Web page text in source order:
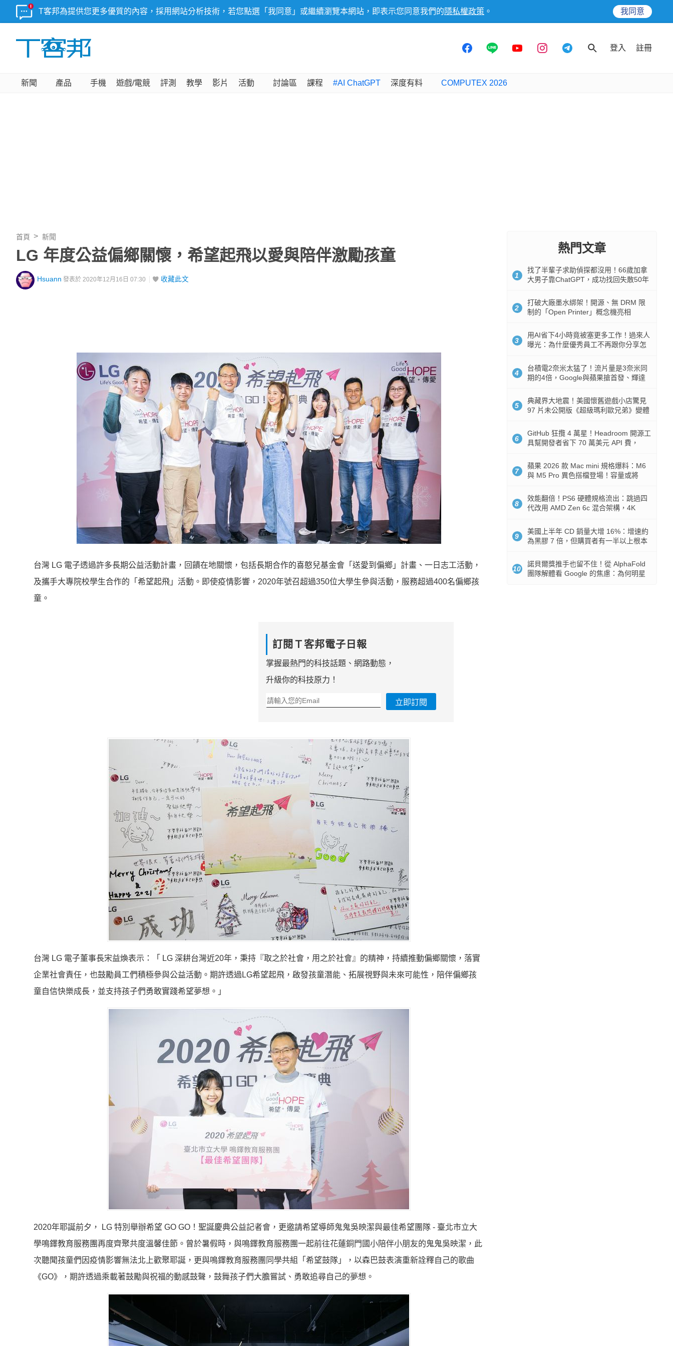
T客邦為提供您更多優質的內容，採用網站分析技術，若您點選「我同意」或繼續瀏覽本網站，即表示您同意我們的 隱私權政策 。 我同意
登入 註冊
新聞 產品 手機 遊戲/電競 評測 教學 影片 活動 討論區 課程 #AI ChatGPT 深度有料 COMPUTEX 2026
首頁 新聞
LG 年度公益偏鄉關懷，希望起飛以愛與陪伴激勵孩童
Hsuann 發表於 2020年12月16日 07:30 收藏此文
台灣 LG 電子透過許多長期公益活動計畫，回饋在地關懷，包括長期合作的喜憨兒基金會「送愛到偏鄉」計畫、一日志工活動，
及攜手大專院校學生合作的「希望起飛」活動。即使疫情影響，2020年號召超過350位大學生參與活動，服務超過400名偏鄉孩
童。
訂閱Ｔ客邦電子日報
掌握最熱門的科技話題、網路動態，
升級你的科技原力！
立即訂閱
台灣 LG 電子董事長宋益煥表示：「 LG 深耕台灣近20年，秉持『取之於社會，用之於社會』的精神，持續推動偏鄉關懷，落實
企業社會責任，也鼓勵員工們積極參與公益活動。期許透過LG希望起飛，啟發孩童潛能、拓展視野與未來可能性，陪伴偏鄉孩
童自信快樂成長，並支持孩子們勇敢實踐希望夢想。」
2020年耶誕前夕， LG 特別舉辦希望 GO GO！聖誕慶典公益記者會，更邀請希望導師鬼鬼吳映潔與最佳希望團隊 - 臺北市立大
學鳴鐸教育服務團再度齊聚共度溫馨佳節。曾於暑假時，與鳴鐸教育服務團一起前往花蓮銅門國小陪伴小朋友的鬼鬼吳映潔，此
次聽聞孩童們因疫情影響無法北上歡聚耶誕，更與鳴鐸教育服務團同學共組「希望鼓隊」，以森巴鼓表演重新詮釋自己的歌曲
《GO》，期許透過乘載著鼓勵與祝福的動感鼓聲，鼓舞孩子們大膽嘗試、勇敢追尋自己的夢想。
熱門文章
1
找了半輩子求助偵探都沒用！66歲加拿
大男子靠ChatGPT，成功找回失散50年
2
打破大廠墨水綁架！開源、無 DRM 限
制的「Open Printer」概念機亮相
3
用AI省下4小時竟被塞更多工作！過來人
曝光：為什麼優秀員工不再跟你分享怎
4
台積電2奈米太猛了！流片量是3奈米同
期的4倍，Google與蘋果搶首發、輝達
5
典藏界大地震！美國懷舊遊戲小店驚見
97 片未公開版《超級瑪利歐兄弟》變體
6
GitHub 狂攬 4 萬星！Headroom 開源工
具幫開發者省下 70 萬美元 API 費，
7
蘋果 2026 款 Mac mini 規格爆料：M6
與 M5 Pro 異色搭檔登場！容量或將
8
效能翻倍！PS6 硬體規格流出：跳過四
代改用 AMD Zen 6c 混合架構，4K
9
美國上半年 CD 銷量大增 16%：增速約
為黑膠 7 倍，但購買者有一半以上根本
10
諾貝爾獎推手也留不住！從 AlphaFold
團隊解體看 Google 的焦慮：為何明星